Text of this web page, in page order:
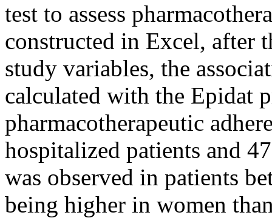
test to assess
constructed in Excel, after
study variables, the
calculated with the Epidat
pharmacotherapeutic
hospitalized patients and
was observed in patients
being higher in women